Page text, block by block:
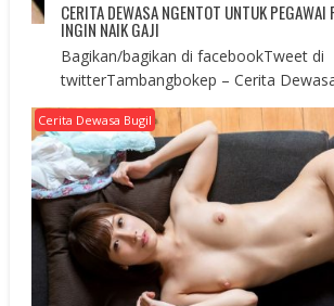
CERITA DEWASA NGENTOT UNTUK PEGAWAI
INGIN NAIK GAJI
Bagikan/bagikan di facebookTweet di
twitterTambangbokep – Cerita
Cerita Dewasa Bugil